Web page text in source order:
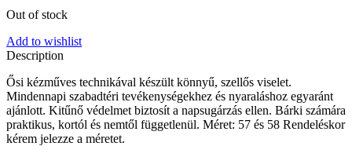
Out of stock
Add to wishlist
Description
Ősi kézműves technikával készült könnyű, szellős viselet.
Mindennapi szabadtéri tevékenységekhez és nyaraláshoz egyaránt
ajánlott. Kitűnő védelmet biztosít a napsugárzás ellen. Bárki számára
praktikus, kortól és nemtől függetlenül. Méret: 57 és 58 Rendeléskor
kérem jelezze a méretet.